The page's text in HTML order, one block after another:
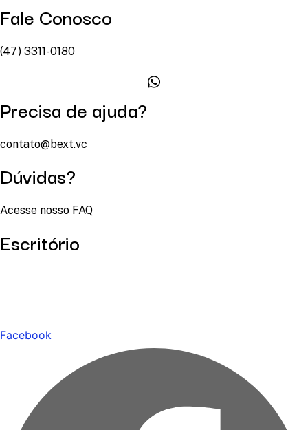
Fale Conosco
(47) 3311-0180
Precisa de ajuda?
contato@bext.vc
Dúvidas?
Acesse nosso FAQ
Escritório
Facebook